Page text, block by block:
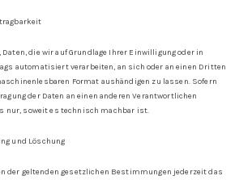
Daten, die wir auf Grundlage Ihrer Einwilligung oder in
automatisiert verarbeiten, an sich oder an einen Dritten
Format aushändigen zu lassen. Sofern
der Daten an einen anderen Verantwortlichen
nur, soweit es technisch machbar ist.
und Löschung
der geltenden gesetzlichen Bestimmungen jederzeit das